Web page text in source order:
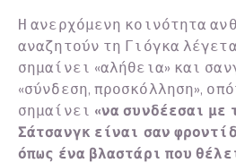
Η ανερχόμενη κοινότητα
αναζητούν τη Γιόγκα
σημαίνει «αλήθεια» και
«σύνδεση, προσκόλληση»,
σημαίνει «να συνδέεσαι με
Σάτσανγκ είναι σαν
όπως ένα βλαστάρι που